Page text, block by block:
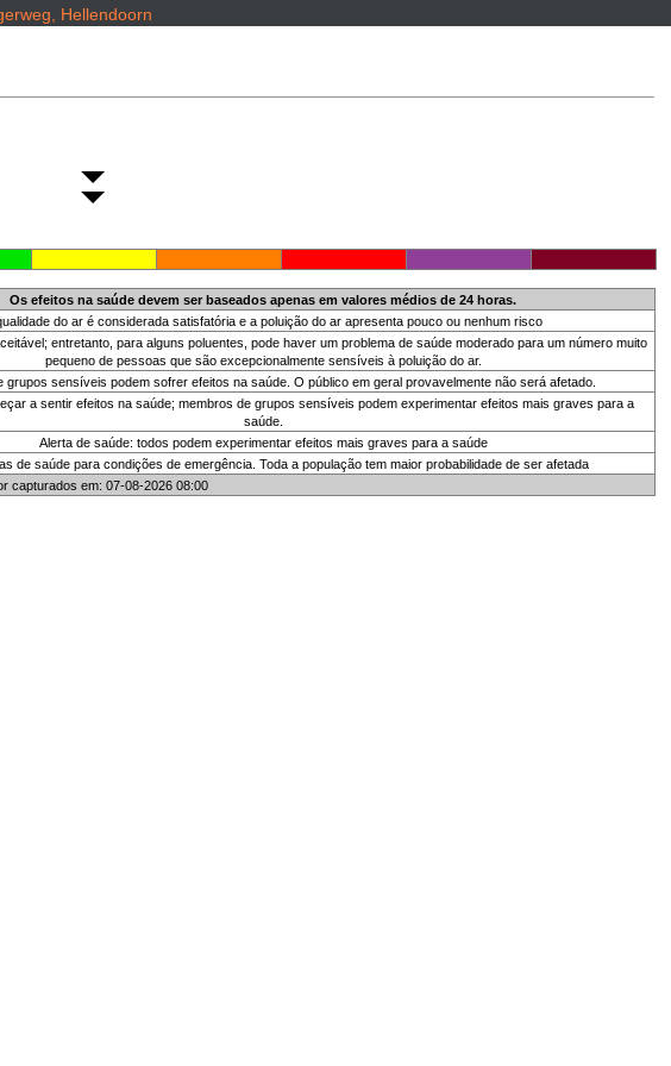
Hellendoorn
Os efeitos na saúde devem ser baseados apenas em valores médios de 24 horas.
do ar é considerada satisfatória e a poluição do ar apresenta pouco ou nenhum risco
entretanto, para alguns poluentes, pode haver um problema de saúde moderado para um número muito
pequeno de pessoas que são excepcionalmente sensíveis à poluição do ar.
grupos sensíveis podem sofrer efeitos na saúde. O público em geral provavelmente não será afetado.
a sentir efeitos na saúde; membros de grupos sensíveis podem experimentar efeitos mais graves para a
saúde.
Alerta de saúde: todos podem experimentar efeitos mais graves para a saúde
de saúde para condições de emergência. Toda a população tem maior probabilidade de ser afetada
capturados em: 07-08-2026 08:00